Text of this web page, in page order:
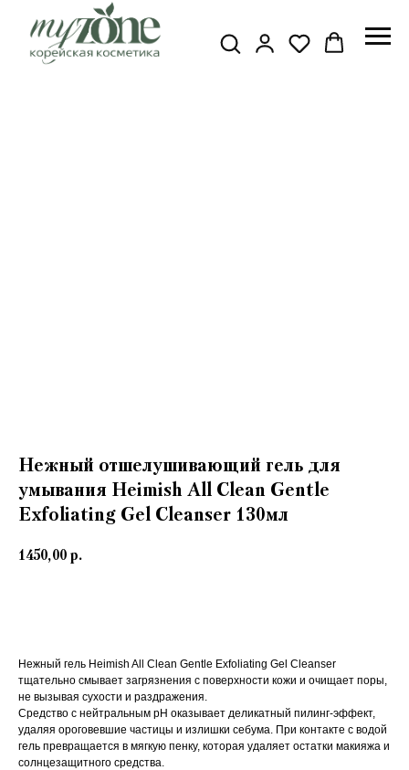
Нежный отшелушивающий гель для
умывания Heimish All Clean Gentle
Exfoliating Gel Cleanser 130мл
1450,00р.
Нежный гель Heimish All Clean Gentle Exfoliating Gel Cleanser
тщательно смывает загрязнения с поверхности кожи и очищает поры,
не вызывая сухости и раздражения.
Средство с нейтральным pH оказывает деликатный пилинг-эффект,
удаляя ороговевшие частицы и излишки себума. При контакте с водой
гель превращается в мягкую пенку, которая удаляет остатки макияжа и
солнцезащитного средства.